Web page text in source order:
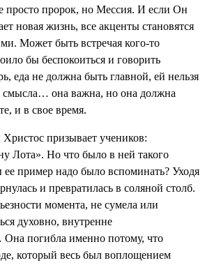
просто пророк, но Мессия. И если Он
новая жизнь, все акценты становятся
Может быть встречая кого-то
бы беспокоиться и говорить
еда не должна быть главной, ей нельзя
смысла… она важна, но она должна
и в свое время.
призывает учеников:
Лота». Но что было в ней такого
ее пример надо было вспоминать? Уходя
и превратилась в соляной столб.
момента, не сумела или
духовно, внутренне
Она погибла именно потому, что
который весь был воплощением